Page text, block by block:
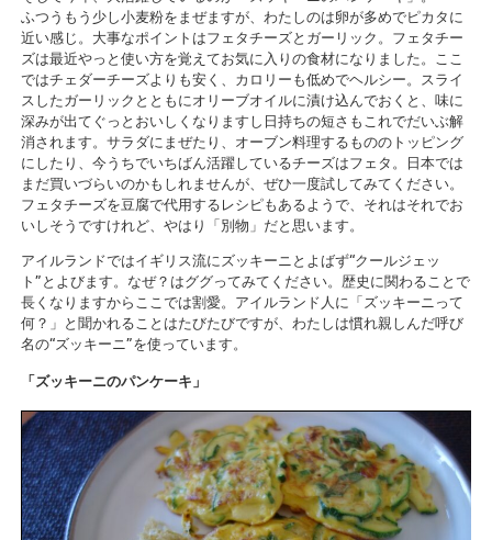
ふつうもう少し小麦粉をまぜますが、わたしのは卵が多めでピカタに
近い感じ。大事なポイントはフェタチーズとガーリック。フェタチー
ズは最近やっと使い方を覚えてお気に入りの食材になりました。ここ
ではチェダーチーズよりも安く、カロリーも低めでヘルシー。スライ
スしたガーリックとともにオリーブオイルに漬け込んでおくと、味に
深みが出てぐっとおいしくなりますし日持ちの短さもこれでだいぶ解
消されます。サラダにまぜたり、オーブン料理するもののトッピング
にしたり、今うちでいちばん活躍しているチーズはフェタ。日本では
まだ買いづらいのかもしれませんが、ぜひ一度試してみてください。
フェタチーズを豆腐で代用するレシピもあるようで、それはそれでお
いしそうですけれど、やはり「別物」だと思います。
アイルランドではイギリス流にズッキーニとよばず“クールジェッ
ト”とよびます。なぜ？はググってみてください。歴史に関わることで
長くなりますからここでは割愛。アイルランド人に「ズッキーニって
何？」と聞かれることはたびたびですが、わたしは慣れ親しんだ呼び
名の“ズッキーニ”を使っています。
「ズッキーニのパンケーキ」